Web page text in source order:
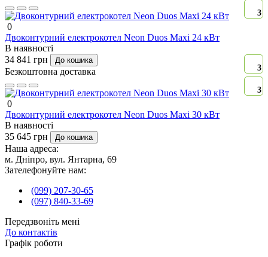
3
0
Двоконтурний електрокотел Neon Duos Maxi 24 кВт
В наявності
34 841 грн
До кошика
Безкоштовна доставка 3
3
0
Двоконтурний електрокотел Neon Duos Maxi 30 кВт
В наявності
35 645 грн
До кошика
Наша адреса:
м. Дніпро, вул. Янтарна, 69
Зателефонуйте нам:
(099) 207-30-65
(097) 840-33-69
Передзвоніть мені
До контактів
Графік роботи